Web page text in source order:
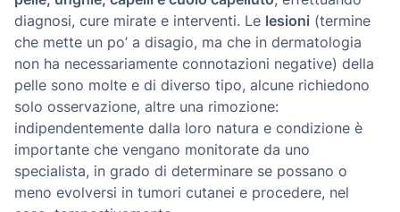
diagnosi, cure mirate e interventi. Le lesioni (termine
che mette un po’ a disagio, ma che in dermatologia
non ha necessariamente connotazioni negative) della
pelle sono molte e di diverso tipo, alcune richiedono
solo osservazione, altre una rimozione:
indipendentemente dalla loro natura e condizione è
importante che vengano monitorate da uno
specialista, in grado di determinare se possano o
meno evolversi in tumori cutanei e procedere, nel